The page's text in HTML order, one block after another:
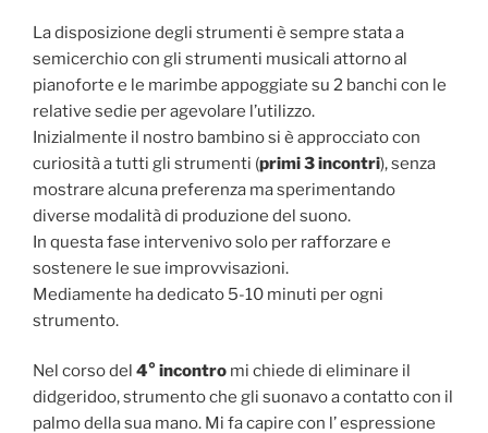
La disposizione degli strumenti è sempre stata a
semicerchio con gli strumenti musicali attorno al
pianoforte e le marimbe appoggiate su 2 banchi con le
relative sedie per agevolare l’utilizzo.
Inizialmente il nostro bambino si è approcciato con
curiosità a tutti gli strumenti (primi 3 incontri), senza
mostrare alcuna preferenza ma sperimentando
diverse modalità di produzione del suono.
In questa fase intervenivo solo per rafforzare e
sostenere le sue improvvisazioni.
Mediamente ha dedicato 5-10 minuti per ogni
strumento.
Nel corso del 4° incontro mi chiede di eliminare il
didgeridoo, strumento che gli suonavo a contatto con il
palmo della sua mano. Mi fa capire con l’ espressione